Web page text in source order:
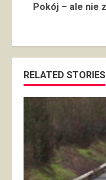
Pokój – ale nie
RELATED STORIES